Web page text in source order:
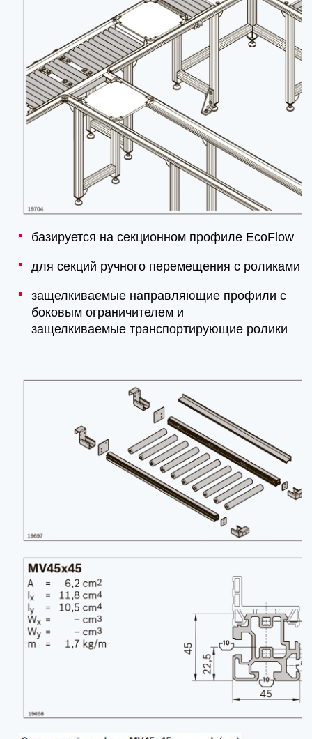
базируется на секционном профиле EcoFlow
для секций ручного перемещения с роликами
защелкиваемые направляющие профили с
боковым ограничителем и
защелкиваемые транспортирующие ролики